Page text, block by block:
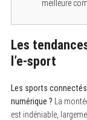
meilleure
Les
l’e-sport
Les sports
numérique ? La
est indéniable,